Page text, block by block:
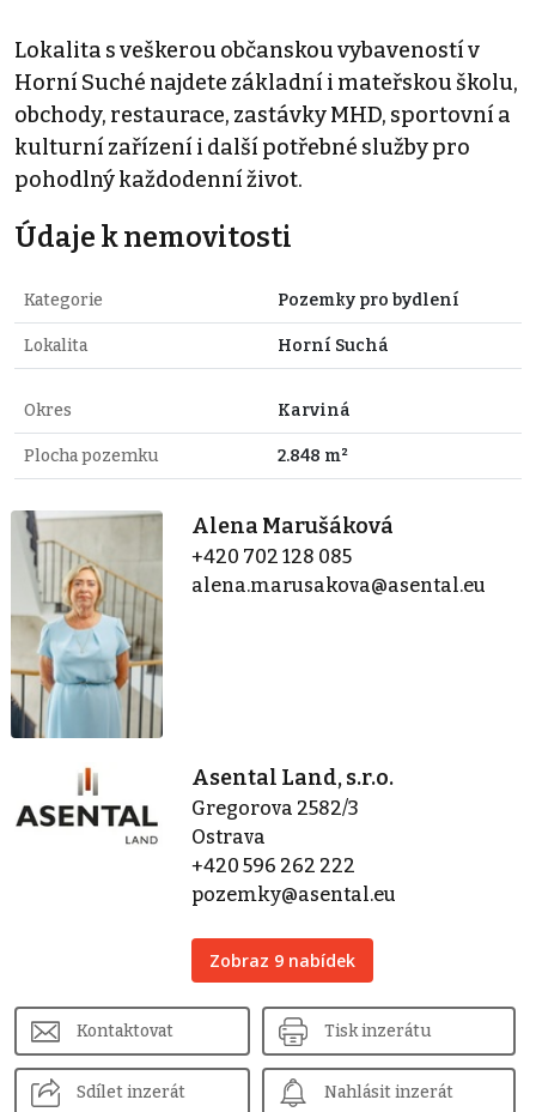
Lokalita s veškerou občanskou vybaveností v
Horní Suché najdete základní i mateřskou školu,
obchody, restaurace, zastávky MHD, sportovní a
kulturní zařízení i další potřebné služby pro
pohodlný každodenní život.
Údaje k nemovitosti
Kategorie Pozemky pro bydlení
Lokalita Horní Suchá
Okres Karviná
Plocha pozemku 2.848 m²
Alena Marušáková
+420 702 128 085
alena.marusakova@asental.eu
Asental Land, s.r.o.
Gregorova 2582/3
Ostrava
+420 596 262 222
pozemky@asental.eu
Zobraz 9 nabídek
Kontaktovat Tisk inzerátu
Sdílet inzerát Nahlásit inzerát